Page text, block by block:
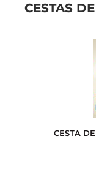
CESTAS
CESTA